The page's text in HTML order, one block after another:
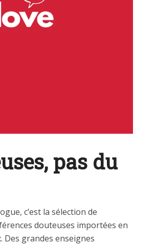
pas du
c’est la sélection de
douteuses importées en
Des grandes enseignes